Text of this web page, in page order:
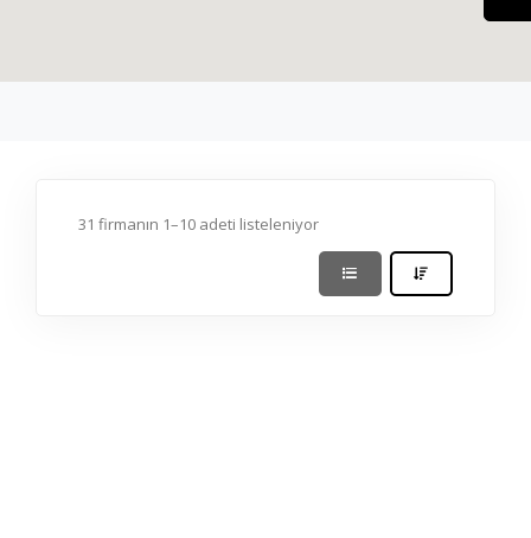
31 firmanın 1–10 adeti listeleniyor